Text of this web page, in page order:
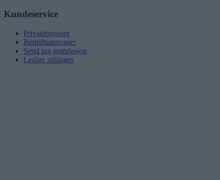
Kundeservice
Privatannonser
Bedriftsannonser
Send inn gratulasjon
Ledige stillinger